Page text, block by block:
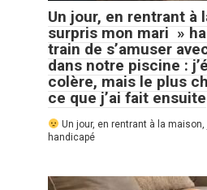
Un jour, en rentrant à
surpris mon mari »
train de s’amuser
dans notre piscine :
colère, mais le plus
ce que j’ai fait ensuite
Un jour, en rentrant à la
handicapé